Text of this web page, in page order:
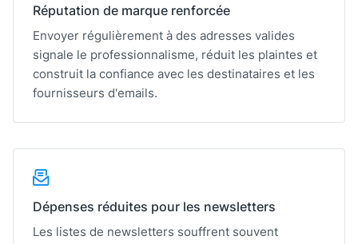
Réputation de marque renforcée
Envoyer régulièrement à des adresses valides
signale le professionnalisme, réduit les plaintes et
construit la confiance avec les destinataires et les
fournisseurs d'emails.
Dépenses réduites pour les newsletters
Les listes de newsletters souffrent souvent